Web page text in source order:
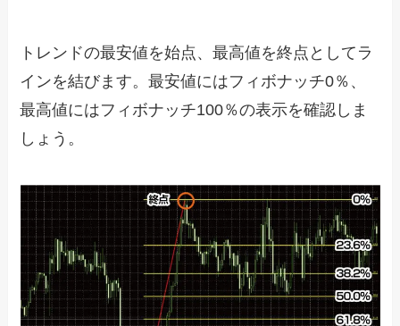
トレンドの最安値を始点、最高値を終点としてラ
インを結びます。最安値にはフィボナッチ0％、
最高値にはフィボナッチ100％の表示を確認しま
しょう。